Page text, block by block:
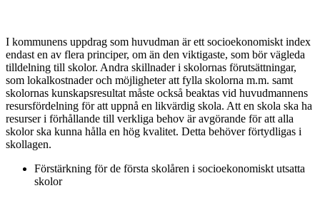
I kommunens uppdrag som huvudman är ett socioekonomiskt index
endast en av flera principer, om än den viktigaste, som bör vägleda
tilldelning till skolor. Andra skillnader i skolornas förutsättningar,
som lokalkostnader och möjligheter att fylla skolorna m.m. samt
skolornas kunskapsresultat måste också beaktas vid huvudmannens
resursfördelning för att uppnå en likvärdig skola. Att en skola ska ha
resurser i förhållande till verkliga behov är avgörande för att alla
skolor ska kunna hålla en hög kvalitet. Detta behöver förtydligas i
skollagen.
Förstärkning för de första skolåren i socioekonomiskt utsatta
skolor